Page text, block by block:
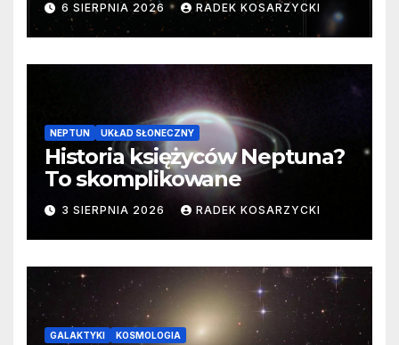
cenne dane
6 SIERPNIA 2026 RADEK KOSARZYCKI
NEPTUN UKŁAD SŁONECZNY
Historia księżyców Neptuna?
To skomplikowane
3 SIERPNIA 2026 RADEK KOSARZYCKI
GALAKTYKI KOSMOLOGIA